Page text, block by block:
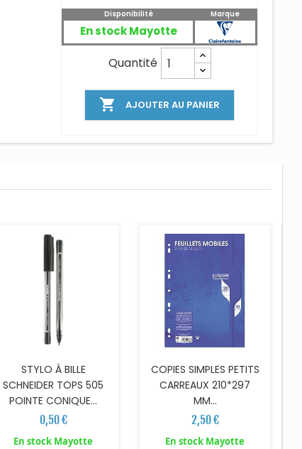
Disponibilité
En stock Mayotte
Marque
Quantité
 AJOUTER AU PANIER
STYLO À BILLE
SCHNEIDER TOPS 505
POINTE CONIQUE...
0,50 €
En stock Mayotte
COPIES SIMPLES PETITS
CARREAUX 210*297
MM...
2,50 €
En stock Mayotte
AJOUTER AU PANIER AJOUTER AU PANIER